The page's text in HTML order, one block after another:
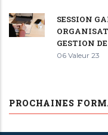
SESSION
GESTION
06 Valeur 23
PROCHAINES